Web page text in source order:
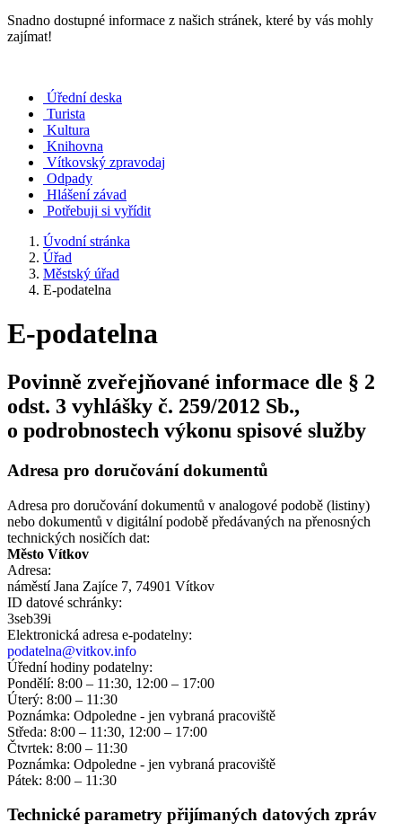
Snadno dostupné informace z našich stránek, které by vás mohly
zajímat!
Úřední deska
Turista
Kultura
Knihovna
Vítkovský zpravodaj
Odpady
Hlášení závad
Potřebuji si vyřídit
Úvodní stránka
Úřad
Městský úřad
E-podatelna
E-podatelna
Povinně zveřejňované informace dle § 2
odst. 3 vyhlášky č. 259/2012 Sb.,
o podrobnostech výkonu spisové služby
Adresa pro doručování dokumentů
Adresa pro doručování dokumentů v analogové podobě (listiny)
nebo dokumentů v digitální podobě předávaných na přenosných
technických nosičích dat:
Město Vítkov
Adresa:
náměstí Jana Zajíce 7, 74901 Vítkov
ID datové schránky:
3seb39i
Elektronická adresa e‑podatelny:
podatelna@vitkov.info
Úřední hodiny podatelny:
Pondělí: 8:00 – 11:30, 12:00 – 17:00
Úterý: 8:00 – 11:30
Poznámka: Odpoledne - jen vybraná pracoviště
Středa: 8:00 – 11:30, 12:00 – 17:00
Čtvrtek: 8:00 – 11:30
Poznámka: Odpoledne - jen vybraná pracoviště
Pátek: 8:00 – 11:30
Technické parametry přijímaných datových zpráv